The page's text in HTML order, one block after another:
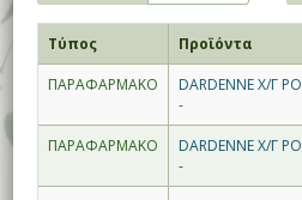
Τύπος
Προϊόντα
ΠΑΡΑΦΑΡΜΑΚΟ
DARDENNE Χ/
-
ΠΑΡΑΦΑΡΜΑΚΟ
DARDENNE Χ/Γ
-